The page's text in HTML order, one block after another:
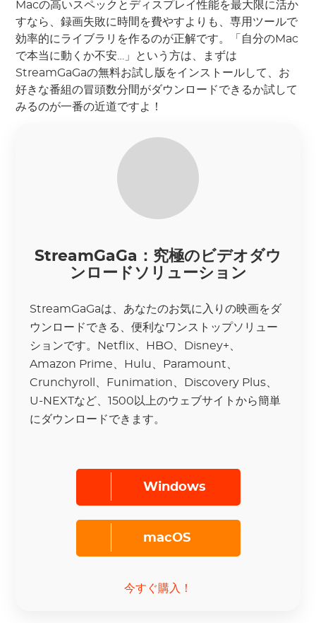
Macの高いスペックとディスプレイ性能を最大限に活か
すなら、録画失敗に時間を費やすよりも、専用ツールで
効率的にライブラリを作るのが正解です。「自分のMac
で本当に動くか不安…」という方は、まずは
StreamGaGaの無料お試し版をインストールして、お
好きな番組の冒頭数分間がダウンロードできるか試して
みるのが一番の近道ですよ！
StreamGaGa：究極のビデオダウ
ンロードソリューション
StreamGaGaは、あなたのお気に入りの映画をダ
ウンロードできる、便利なワンストップソリュー
ションです。Netflix、HBO、Disney+、
Amazon Prime、Hulu、Paramount、
Crunchyroll、Funimation、Discovery Plus、
U-NEXTなど、1500以上のウェブサイトから簡単
にダウンロードできます。
Windows
macOS
今すぐ購入！